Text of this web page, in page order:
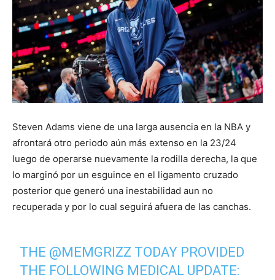
Steven Adams viene de una larga ausencia en la NBA y
afrontará otro periodo aún más extenso en la 23/24
luego de operarse nuevamente la rodilla derecha, la que
lo marginó por un esguince en el ligamento cruzado
posterior que generó una inestabilidad aun no
recuperada y por lo cual seguirá afuera de las canchas.
THE @MEMGRIZZ TODAY PROVIDED
THE FOLLOWING MEDICAL UPDATE: